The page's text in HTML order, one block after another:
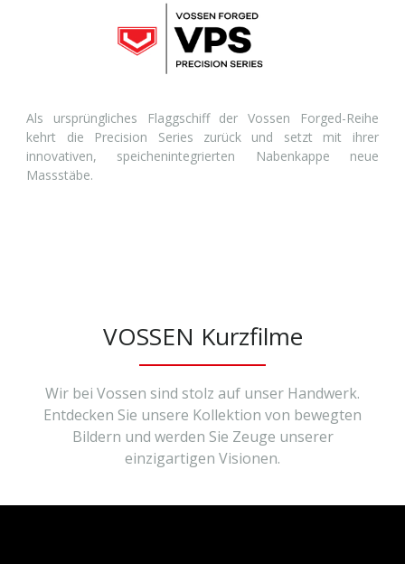
Als ursprüngliches Flaggschiff der Vossen Forged-Reihe
kehrt die Precision Series zurück und setzt mit ihrer
innovativen, speichenintegrierten Nabenkappe neue
Massstäbe.
VOSSEN Kurzfilme
Wir bei Vossen sind stolz auf unser Handwerk.
Entdecken Sie unsere Kollektion von bewegten
Bildern und werden Sie Zeuge unserer
einzigartigen Visionen.